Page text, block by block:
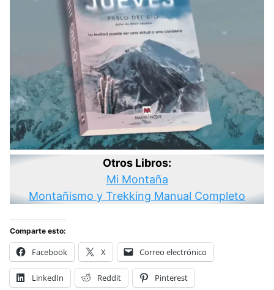
Otros Libros:
Mi Montaña
Montañismo y Trekking Manual Completo
Comparte esto:
Facebook X Correo electrónico
LinkedIn Reddit Pinterest